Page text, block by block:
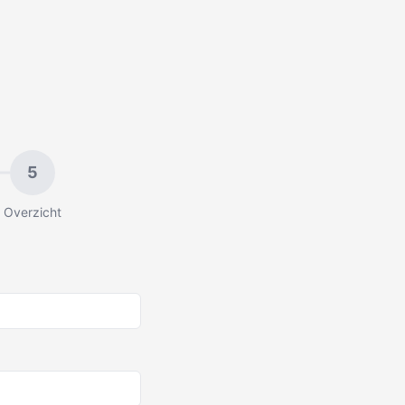
5
Overzicht